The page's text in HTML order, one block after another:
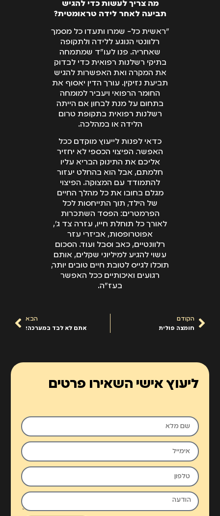
מה צריך לעשות כדי להגיש
תביעה לאחר לידה טראומטית?
"ראשית כל- שמרו ותעדו כל מסמך
רלוונטי הנוגע ללידה ולתקופה
שאחריה. פנו לעו"ד שמתמחה
בתיקי רשלנות רפואית כדי לבדוק
את המקרה ואת האפשרות להגיש
תביעת נזיקין. עורך הדין יאסוף את
החומר הרפואי ויעביר למומחה
בתחום על מנת לבחון אם הייתה
רשלנות רפואית בתקופת טרום
הלידה או במהלכה.
כדאי לפנות לייעוץ מוקדם ככל
האפשר. הפיצוי הכספי לא יחזיר
אליכם את התינוק הבריא עליו
חלמתם, אבל הוא בהחלט יעזור
להתמודד עם המצוקה. הפיצוי
מגלם בחובו את כל מהלך החיים
של הילד, תוך התייחסות לכל
הפרמטרים: הפסד השתכרות
לאורך כל תוחלת חייו, עזרה צד ג',
אפוטרופסות, אביזרי עזר
רלוונטיים, כאב וסבל ועוד. הסכום
עשוי להגיע למיליוני שקלים, אותם
תוכלו לגייס לטובת חיים טובים יותר,
רגועים ואיכותיים ככל האפשר
בעז"ה.
הקודם
חומצה פולית
הבא
אתם לא לבד במערכה!
ליעוץ אישי השאירו פרטים